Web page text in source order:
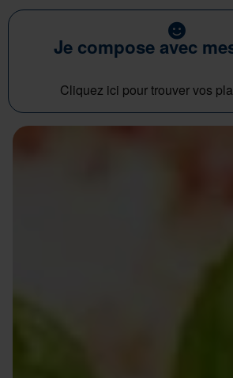
Je compose avec
Cliquez ici pour trouver vos